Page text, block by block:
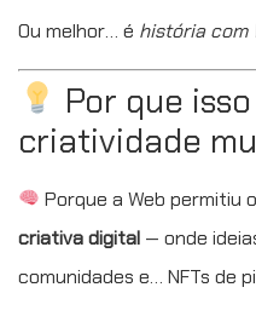
Ou melhor… é história com
Por que
criatividade
Porque a Web permitiu
criativa digital — onde
comunidades e… NFTs de